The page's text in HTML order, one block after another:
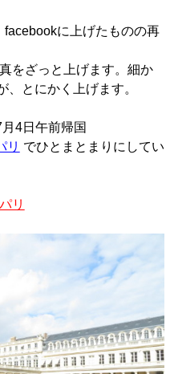
facebookに上げたものの再
をざっと上げます。細か
、とにかく上げます。
4日午前帰国
リ でひとまとまりにしてい
リ